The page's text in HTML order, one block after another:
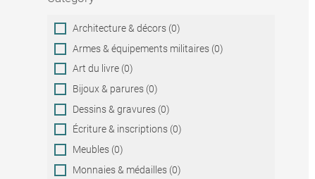
Category
Architecture & décors (0)
Armes & équipements militaires (0)
Art du livre (0)
Bijoux & parures (0)
Dessins & gravures (0)
Écriture & inscriptions (0)
Meubles (0)
Monnaies & médailles (0)